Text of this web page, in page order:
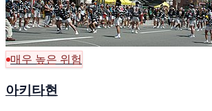
매우 높은 위험
아키타현